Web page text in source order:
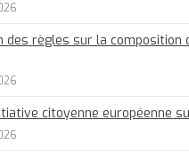
des règles sur la composition
citoyenne européenne